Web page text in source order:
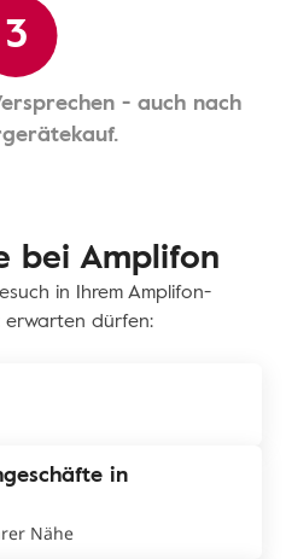
3
- auch nach
bei Amplifon
in Ihrem Amplifon-
dürfen:
in
Nähe